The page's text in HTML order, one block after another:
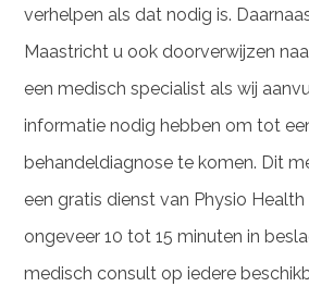
verhelpen als dat nodig is.
Maastricht u ook doorverwijzen
een medisch specialist als wij
informatie nodig hebben om tot
behandeldiagnose te komen. Dit
een gratis dienst van Physio
ongeveer 10 tot 15 minuten in
medisch consult op iedere